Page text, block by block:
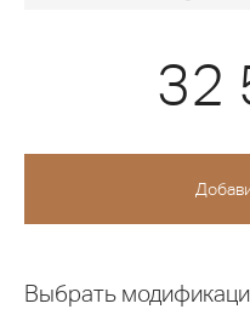
32
Выбрать